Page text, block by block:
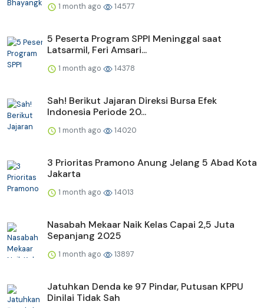
1 month ago 14577
5 Peserta Program SPPI Meninggal saat
Latsarmil, Feri Amsari...
1 month ago 14378
Sah! Berikut Jajaran Direksi Bursa Efek
Indonesia Periode 20...
1 month ago 14020
3 Prioritas Pramono Anung Jelang 5 Abad Kota
Jakarta
1 month ago 14013
Nasabah Mekaar Naik Kelas Capai 2,5 Juta
Sepanjang 2025
1 month ago 13897
Jatuhkan Denda ke 97 Pindar, Putusan KPPU
Dinilai Tidak Sah